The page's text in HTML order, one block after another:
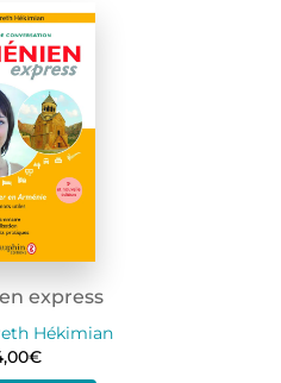
express
Hékimian
€